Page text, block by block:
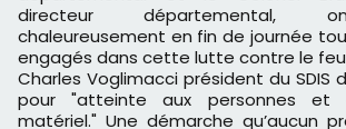
directeur départemental,
chaleureusement en fin de journée
engagés dans cette lutte contre le
Charles Voglimacci président du SDIS
pour "atteinte aux personnes et
matériel." Une démarche qu’aucun